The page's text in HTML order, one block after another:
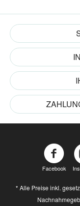
Facebook
* Alle Preise inkl.